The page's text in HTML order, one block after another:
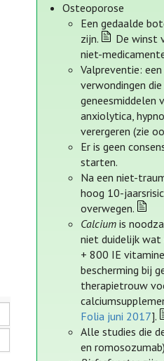
Osteoporose
Een gedaalde
zijn.
De winst
niet-
Valpreventie:
verwondingen
geneesmiddelen
anxiolytica,
verergeren (zie
Er is geen
starten.
Na een niet-
hoog 10-
overwegen.
Calcium is
niet duidelijk wat
+ 800 IE
bescherming bij
therapietrouw
Folia juni 2017].
Alle studies die
en